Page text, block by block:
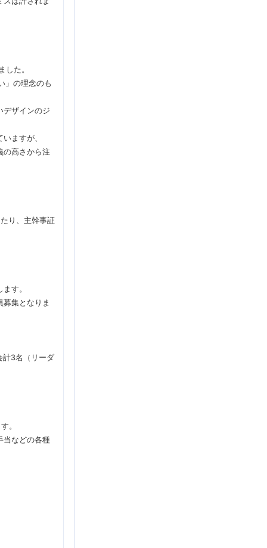
した。
」の理念のも
デザインのジ
ますが、
の高さから注
り、主幹事証
す。
集となりま
計3名（リーダ
。
当などの各種